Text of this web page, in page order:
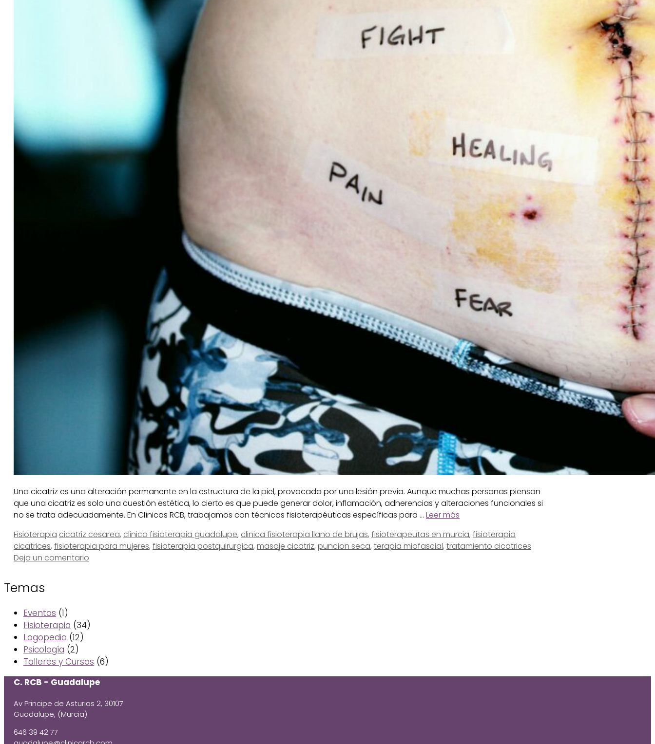
Una cicatriz es una alteración permanente en la estructura de la piel, provocada por una lesión previa. Aunque muchas personas piensan
que una cicatriz es solo una cuestión estética, lo cierto es que puede generar dolor, inflamación, adherencias y alteraciones funcionales si
no se trata adecuadamente. En Clínicas RCB, trabajamos con técnicas fisioterapéuticas específicas para … Leer más
Categorías
Fisioterapia Etiquetas
cicatriz cesarea, clinica fisioterapia guadalupe, clinica fisioterapia llano de brujas, fisioterapeutas en murcia, fisioterapia
cicatrices, fisioterapia para mujeres, fisioterapia postquirurgica, masaje cicatriz, puncion seca, terapia miofascial, tratamiento cicatrices
Deja un comentario
Temas
Eventos (1)
Fisioterapia (34)
Logopedia (12)
Psicología (2)
Talleres y Cursos (6)
C. RCB - Guadalupe
Av Principe de Asturias 2, 30107
Guadalupe, (Murcia)
646 39 42 77